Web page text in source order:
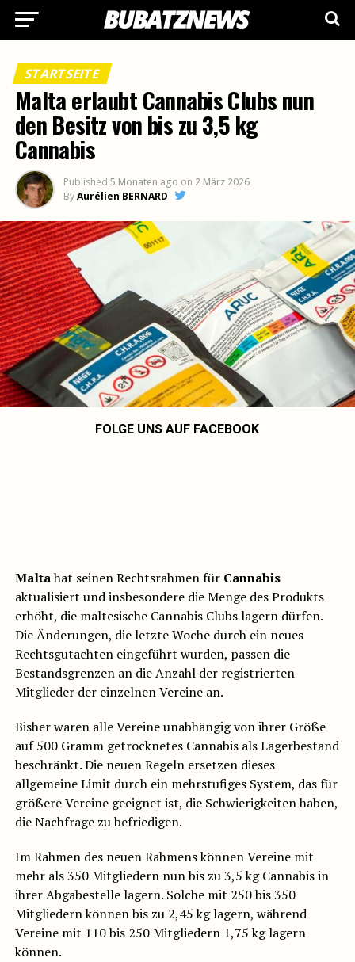
STARTSEITE
Malta erlaubt Cannabis Clubs nun
den Besitz von bis zu 3,5 kg
Cannabis
Published 5 Monaten ago on 2 März 2026
ByAurélien BERNARD
FOLGE UNS AUF FACEBOOK
Maltahat seinen Rechtsrahmen für Cannabis
aktualisiert und insbesondere die Menge des Produkts
erhöht, die maltesische Cannabis Clubs lagern dürfen.
Die Änderungen, die letzte Woche durch ein neues
Rechtsgutachten eingeführt wurden, passen die
Bestandsgrenzen an die Anzahl der registrierten
Mitglieder der einzelnen Vereine an.
Bisher waren alle Vereine unabhängig von ihrer Größe
auf 500 Gramm getrocknetes Cannabis als Lagerbestand
beschränkt. Die neuen Regeln ersetzen dieses
allgemeine Limit durch ein mehrstufiges System, das für
größere Vereine geeignet ist, die Schwierigkeiten haben,
die Nachfrage zu befriedigen.
Im Rahmen des neuen Rahmens können Vereine mit
mehr als 350 Mitgliedern nun bis zu 3,5 kg Cannabis in
ihrer Abgabestelle lagern. Solche mit 250 bis 350
Mitgliedern können bis zu 2,45 kg lagern, während
Vereine mit 110 bis 250 Mitgliedern 1,75 kg lagern
können.